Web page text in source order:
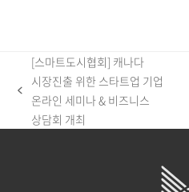
previous
post:
[스마트도시협회] 캐나다
시장진출 위한 스타트업 기업
온라인 세미나 & 비즈니스
상담회 개최